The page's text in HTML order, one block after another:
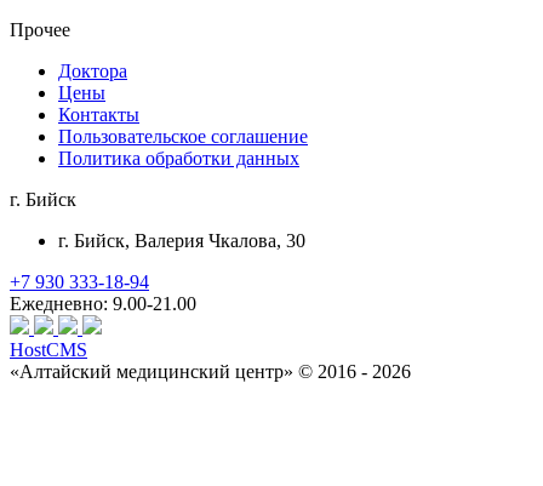
Прочее
Доктора
Цены
Контакты
Пользовательское соглашение
Политика обработки данных
г. Бийск
г. Бийск, Валерия Чкалова, 30
+7 930 333-18-94
Ежедневно: 9.00-21.00
HostCMS
«Алтайский медицинский центр» © 2016 - 2026